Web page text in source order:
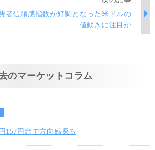
者信頼感指数が好調となった米ドルの
値動きに注目か
のマーケットコラム
157円台で方向感探る